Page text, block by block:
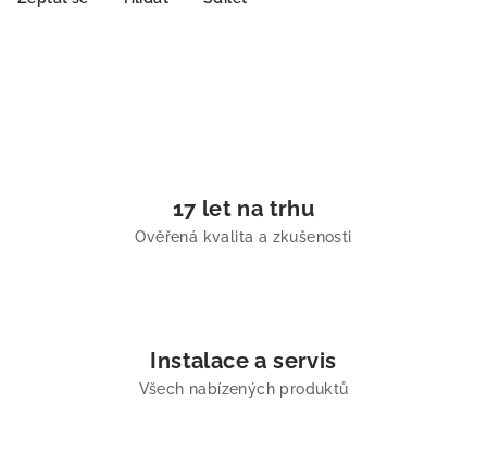
17 let na trhu
Ověřená kvalita a zkušenosti
Instalace a servis
Všech nabízených produktů